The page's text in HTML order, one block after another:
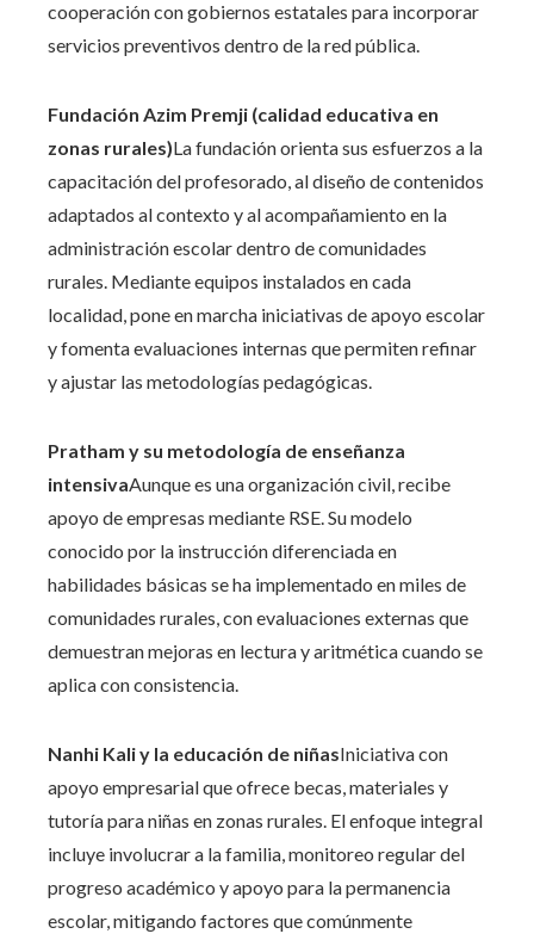
cooperación con gobiernos estatales para incorporar
servicios preventivos dentro de la red pública.
Fundación Azim Premji (calidad educativa en
zonas rurales)La fundación orienta sus esfuerzos a la
capacitación del profesorado, al diseño de contenidos
adaptados al contexto y al acompañamiento en la
administración escolar dentro de comunidades
rurales. Mediante equipos instalados en cada
localidad, pone en marcha iniciativas de apoyo escolar
y fomenta evaluaciones internas que permiten refinar
y ajustar las metodologías pedagógicas.
Pratham y su metodología de enseñanza
intensivaAunque es una organización civil, recibe
apoyo de empresas mediante RSE. Su modelo
conocido por la instrucción diferenciada en
habilidades básicas se ha implementado en miles de
comunidades rurales, con evaluaciones externas que
demuestran mejoras en lectura y aritmética cuando se
aplica con consistencia.
Nanhi Kali y la educación de niñasIniciativa con
apoyo empresarial que ofrece becas, materiales y
tutoría para niñas en zonas rurales. El enfoque integral
incluye involucrar a la familia, monitoreo regular del
progreso académico y apoyo para la permanencia
escolar, mitigando factores que comúnmente